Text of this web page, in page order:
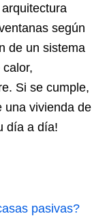
arquitectura
según
de un sistema
Si se cumple,
una vivienda de
día a día!
pasivas?